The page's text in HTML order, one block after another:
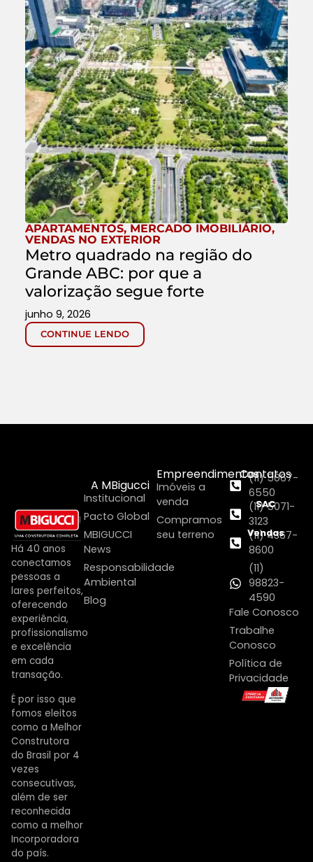
APARTAMENTOS, MERCADO IMOBILIÁRIO,
VENDAS NO EXTERIOR
Metro quadrado na região do
Grande ABC: por que a
valorização segue forte
CONTINUE LENDO
junho 9, 2026
Há 40 anos
conectamos
pessoas a
lares perfeitos,
oferecendo
experiência,
profissionalismo
e excelência
em cada
transação.
É por isso que
fomos eleitos
como a Melhor
Construtora
do Brasil por 4
vezes
consecutivas,
além de ser
reconhecida
como a melhor
Incorporadora
do país.
A MBigucci
Institucional
Pacto Global
MBIGUCCI
News
Responsabilidade
Ambiental
Blog
Empreendimentos
Imóveis a
venda
Compramos
seu terreno
Contatos
(11) 5067-
6550
SAC
(11) 5071-
3123
Vendas
(11) 4367-
8600
(11)
98823-
4590
Fale Conosco
Trabalhe
Conosco
Política de
Privacidade